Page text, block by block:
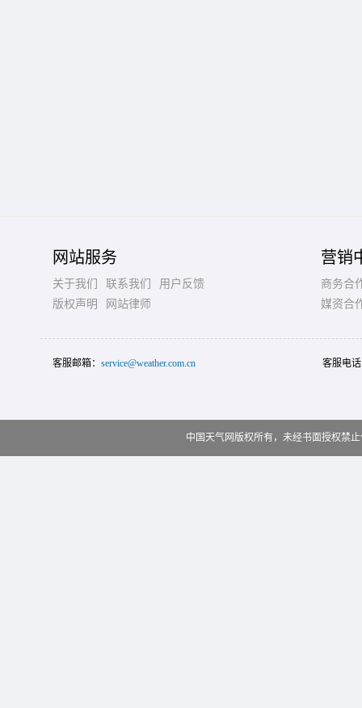
网站服务
关于我们 联系我们
用户反馈
版权声明
网站律师
营销
商务合
媒资合
客服邮箱： service@weather.com.cn 客服电
中国天气网版权所有，未经书面授权